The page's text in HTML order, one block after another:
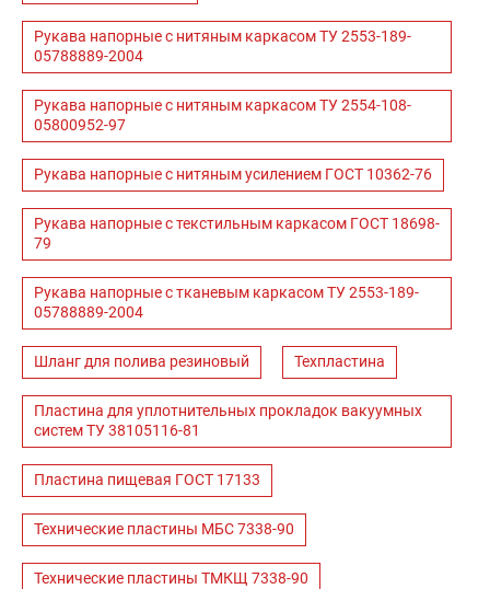
Рукава напорные с нитяным каркасом ТУ 2553-189-
05788889-2004
Рукава напорные с нитяным каркасом ТУ 2554-108-
05800952-97
Рукава напорные с нитяным усилением ГОСТ 10362-76
Рукава напорные с текстильным каркасом ГОСТ 18698-
79
Рукава напорные с тканевым каркасом ТУ 2553-189-
05788889-2004
Шланг для полива резиновый Техпластина
Пластина для уплотнительных прокладок вакуумных
систем ТУ 38105116-81
Пластина пищевая ГОСТ 17133
Технические пластины МБС 7338-90
Технические пластины ТМКЩ 7338-90